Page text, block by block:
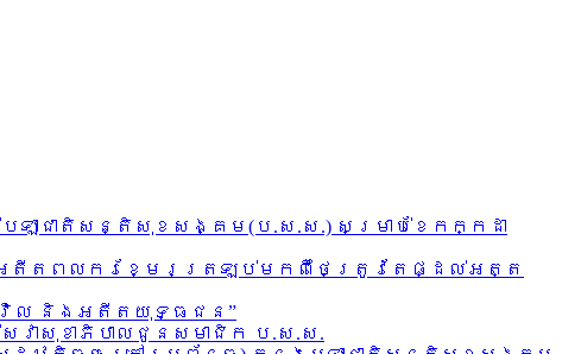
ឡាជាតិសន្តិសុខសង្គម(ប.ស.ស.) សម្រាប់ខែកក្កដា
តីតពលករខ្មែរត្រឡប់មកពីថៃត្រូវតែផ្ដល់អត្ត
វិល និងអតីតយុទ្ធជន”
វាសុខាភិបាលជូនសមាជិក ប.ស.ស.